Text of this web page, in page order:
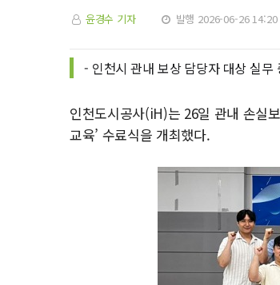
윤경수 기자 발행 2026-06-26 14:20
- 인천시 관내 보상 담당자 대상 실무
인천도시공사(iH)는 26일 관내 손실
교육’ 수료식을 개최했다.